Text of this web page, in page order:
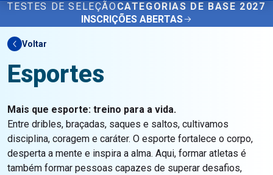
TESTES DE SELEÇÃO CATEGORIAS DE BASE 2027
INSCRIÇÕES ABERTAS
Voltar
Esportes
Mais que esporte: treino para a vida.
Entre dribles, braçadas, saques e saltos, cultivamos
disciplina, coragem e caráter. O esporte fortalece o corpo,
desperta a mente e inspira a alma. Aqui, formar atletas é
também formar pessoas capazes de superar desafios,